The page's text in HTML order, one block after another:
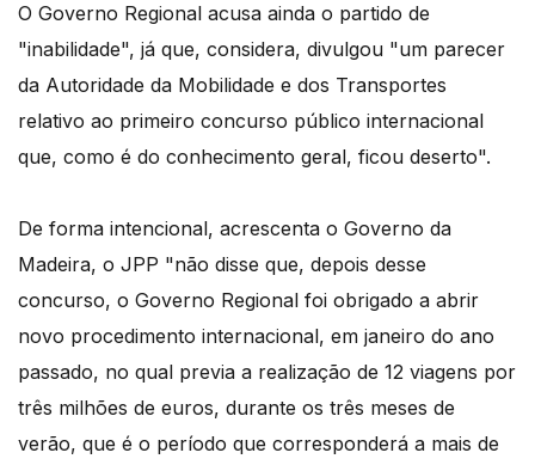
O Governo Regional acusa ainda o partido de
"inabilidade", já que, considera, divulgou "um parecer
da Autoridade da Mobilidade e dos Transportes
relativo ao primeiro concurso público internacional
que, como é do conhecimento geral, ficou deserto".
De forma intencional, acrescenta o Governo da
Madeira, o JPP "não disse que, depois desse
concurso, o Governo Regional foi obrigado a abrir
novo procedimento internacional, em janeiro do ano
passado, no qual previa a realização de 12 viagens por
três milhões de euros, durante os três meses de
verão, que é o período que corresponderá a mais de